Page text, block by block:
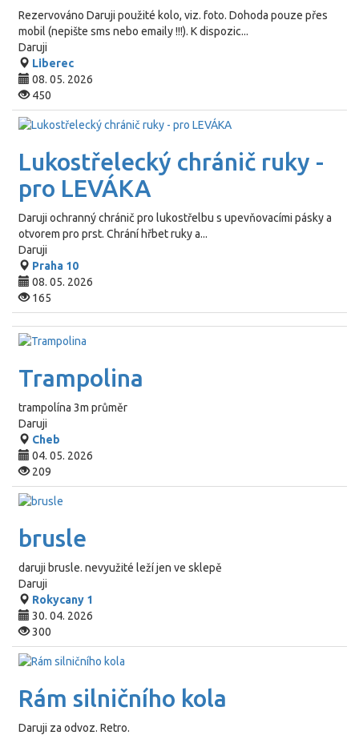
Rezervováno Daruji použité kolo, viz. foto. Dohoda pouze přes
mobil (nepište sms nebo emaily !!!). K dispozic...
Daruji
Liberec
08. 05. 2026
450
Lukostřelecký chránič ruky -
pro LEVÁKA
Daruji ochranný chránič pro lukostřelbu s upevňovacími pásky a
otvorem pro prst. Chrání hřbet ruky a...
Daruji
Praha 10
08. 05. 2026
165
Trampolina
trampolína 3m průměr
Daruji
Cheb
04. 05. 2026
209
brusle
daruji brusle. nevyužité leží jen ve sklepě
Daruji
Rokycany 1
30. 04. 2026
300
Rám silničního kola
Daruji za odvoz. Retro.